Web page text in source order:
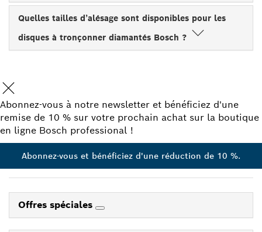
Quelles tailles d’alésage sont disponibles pour les
disques à tronçonner diamantés Bosch ?
Abonnez-vous à notre newsletter et bénéficiez d'une
remise de 10 % sur votre prochain achat sur la boutique
en ligne Bosch professional !
Abonnez-vous et bénéficiez d'une réduction de 10 %.
Offres spéciales